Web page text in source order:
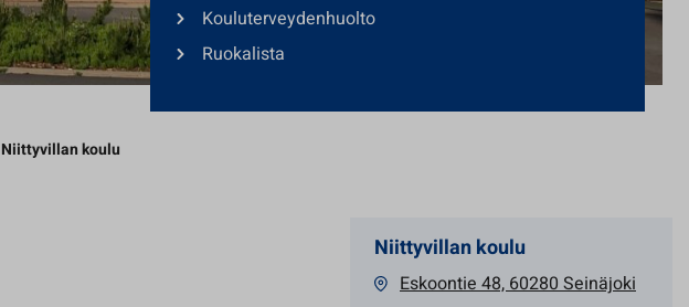
Kouluterveydenhuolto
Ruokalista
Niittyvillan koulu
Niittyvillan koulu
Eskoontie 48, 60280 Seinäjoki